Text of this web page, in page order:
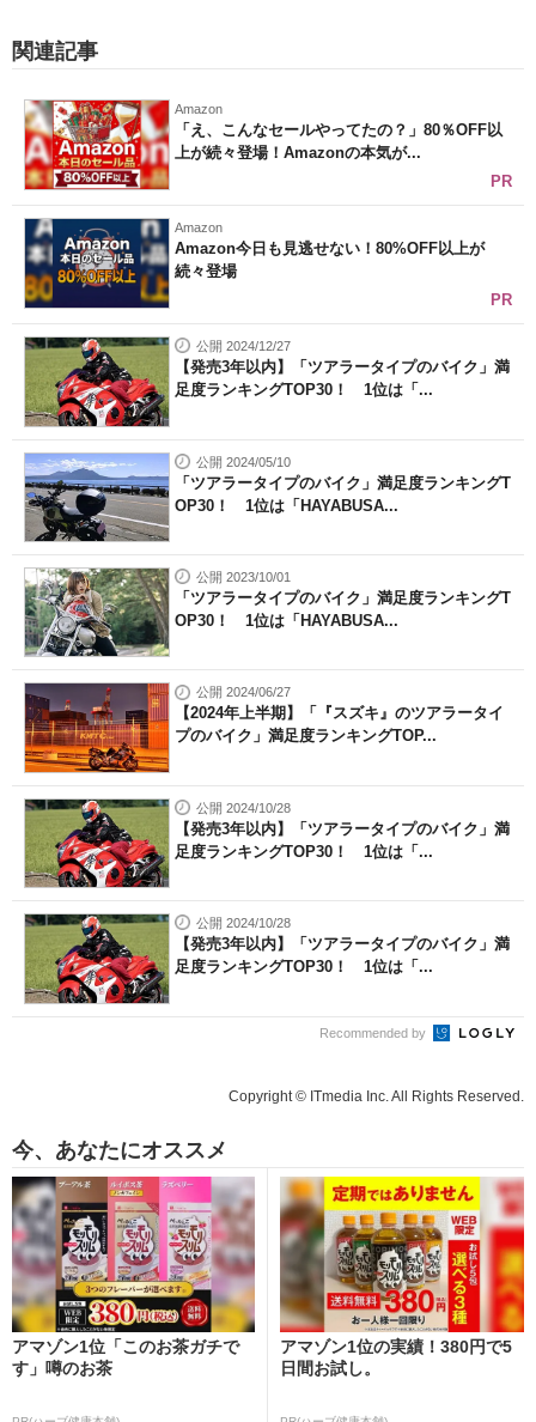
関連記事
Amazon
「え、こんなセールやってたの？」80％OFF以
上が続々登場！Amazonの本気が...
PR
Amazon
Amazon今日も見逃せない！80%OFF以上が
続々登場
PR
公開 2024/12/27
【発売3年以内】「ツアラータイプのバイク」満
足度ランキングTOP30！ 1位は「...
公開 2024/05/10
「ツアラータイプのバイク」満足度ランキングT
OP30！ 1位は「HAYABUSA...
公開 2023/10/01
「ツアラータイプのバイク」満足度ランキングT
OP30！ 1位は「HAYABUSA...
公開 2024/06/27
【2024年上半期】「『スズキ』のツアラータイ
プのバイク」満足度ランキングTOP...
公開 2024/10/28
【発売3年以内】「ツアラータイプのバイク」満
足度ランキングTOP30！ 1位は「...
公開 2024/10/28
【発売3年以内】「ツアラータイプのバイク」満
足度ランキングTOP30！ 1位は「...
Recommended by
Copyright © ITmedia Inc. All Rights Reserved.
今、あなたにオススメ
アマゾン1位「このお茶ガチで
す」噂のお茶
アマゾン1位の実績！380円で5
日間お試し。